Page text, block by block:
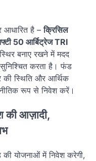
आधारित है –क्रिसिल
50 आर्बिट्रेज TRI
स्थिर बनाए रखने में मदद
करता है। फंड
की स्थिति और आर्थिक
रूप से निवेश करें।
की आज़ादी,
योजनाओं में निवेश करेगी,